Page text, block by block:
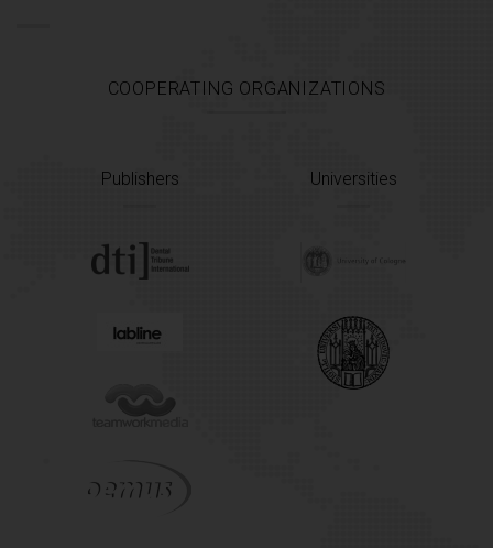
COOPERATING ORGANIZATIONS
Publishers Universities